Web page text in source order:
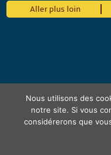
Aller plus loin
Nous utilisons des
notre site. Si vous
considérerons que